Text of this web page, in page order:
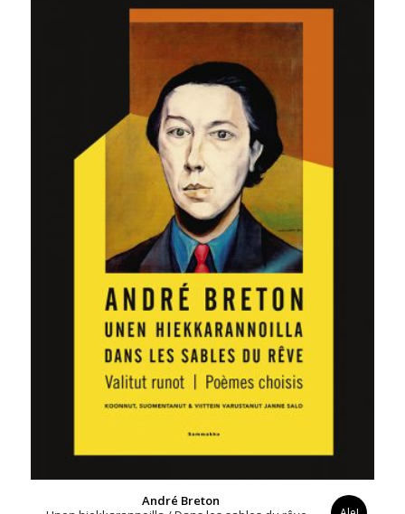
34,90 €. 27,90 €.
André Breton